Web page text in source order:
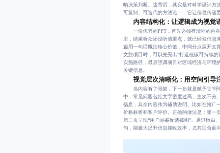
响决策判断。这背后，其实是对科学设计方
可复制、可迭代的方法论——它让信息传递
内容结构化：让逻辑成为视觉
一份优秀的PPT，首先必须有清晰的内在
里，结果听众还没听清重点，就已经被信息
篇用一句话概括核心价值，中间分点展开支
文旅项目时，可以先亮出“打造低碳可持续
实施路径，最后强调项目对区域经济与环境
关键信息。
视觉层次清晰化：用空间引导
当内容有了骨架，下一步就是赋予它“呼
中，常见问题包括文字密度过高、主次不分
信息，其余内容作为辅助说明。比如在推广
价格标签和客户评价。正确的做法是：第一
第三页呈现“用户品鉴反馈截图”。通过留白
句，能极大提升信息接收效率，尤其适合面